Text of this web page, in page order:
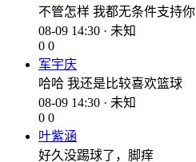
不管怎样 我都无条件支持你
08-09 14:30 · 未知
0 0
军宇庆
哈哈 我还是比较喜欢篮球
08-09 14:30 · 未知
0 0
叶紫涵
好久没踢球了，脚痒